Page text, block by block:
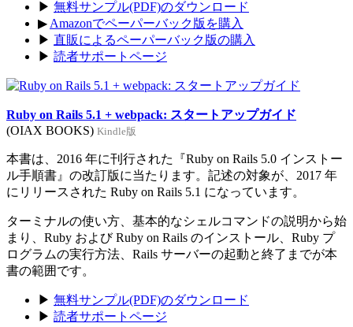
▶ 無料サンプル(PDF)のダウンロード
▶ Amazonでペーパーバック版を購入
▶ 直販によるペーパーバック版の購入
▶ 読者サポートページ
Ruby on Rails 5.1 + webpack: スタートアップガイド
(OIAX BOOKS) Kindle版
本書は、2016 年に刊行された『Ruby on Rails 5.0 インストー
ル手順書』の改訂版に当たります。記述の対象が、2017 年
にリリースされた Ruby on Rails 5.1 になっています。
ターミナルの使い方、基本的なシェルコマンドの説明から始
まり、Ruby および Ruby on Rails のインストール、Ruby プ
ログラムの実行方法、Rails サーバーの起動と終了までが本
書の範囲です。
▶ 無料サンプル(PDF)のダウンロード
▶ 読者サポートページ